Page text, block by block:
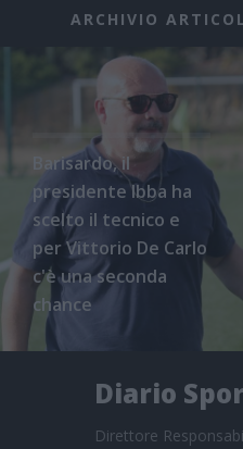
ARCHIVIO
Barisardo, il
presidente Ibba ha
scelto il tecnico e
per Vittorio De Carlo
c'è una seconda
chance
Diario
Direttore